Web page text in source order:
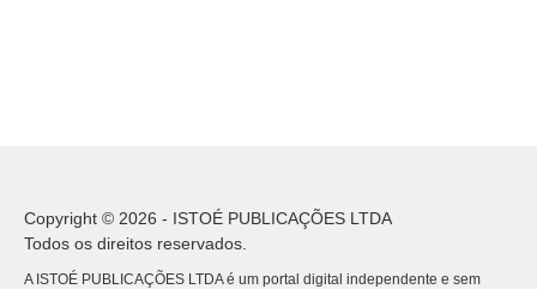
Copyright © 2026 - ISTOÉ PUBLICAÇÕES LTDA
Todos os direitos reservados.
A ISTOÉ PUBLICAÇÕES LTDA é um portal digital independente e sem